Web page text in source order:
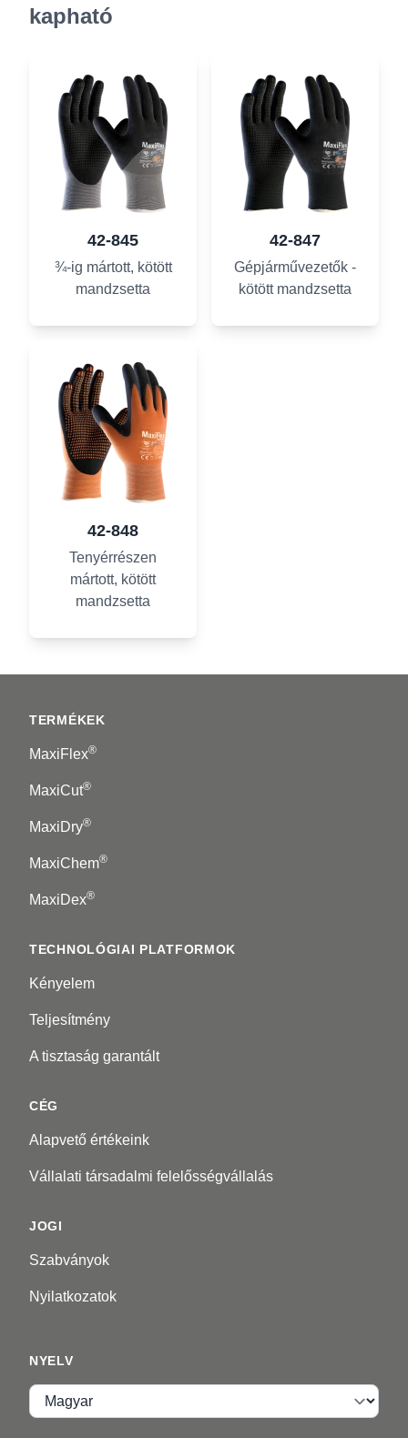
kapható
42-845
¾-ig mártott, kötött
mandzsetta
42-847
Gépjárművezetők -
kötött mandzsetta
42-848
Tenyérrészen
mártott, kötött
mandzsetta
TERMÉKEK
MaxiFlex®
MaxiCut®
MaxiDry®
MaxiChem®
MaxiDex®
TECHNOLÓGIAI PLATFORMOK
Kényelem
Teljesítmény
A tisztaság garantált
CÉG
Alapvető értékeink
Vállalati társadalmi felelősségvállalás
JOGI
Szabványok
Nyilatkozatok
NYELV
Nyelv